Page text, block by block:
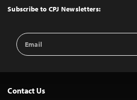
Top
Subscribe to CPJ Newsletters:
Email
Address
Contact Us